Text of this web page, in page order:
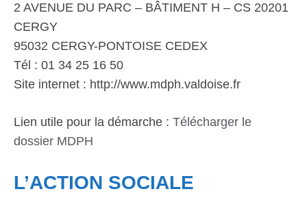
2 AVENUE DU PARC – BÂTIMENT H – CS 20201
CERGY
95032 CERGY-PONTOISE CEDEX
Tél : 01 34 25 16 50
Site internet : http://www.mdph.valdoise.fr
Lien utile pour la démarche : Télécharger le
dossier MDPH
L’ACTION SOCIALE